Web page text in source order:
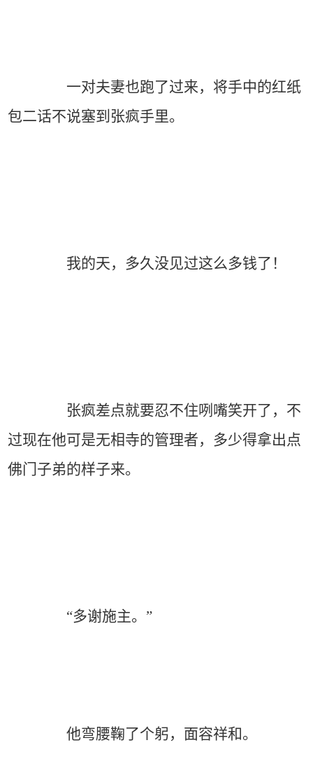
一对夫妻也跑了过来，将手中的红纸
包二话不说塞到张疯手里。
我的天，多久没见过这么多钱了！
张疯差点就要忍不住咧嘴笑开了，不
过现在他可是无相寺的管理者，多少得拿出点
佛门子弟的样子来。
“多谢施主。”
他弯腰鞠了个躬，面容祥和。